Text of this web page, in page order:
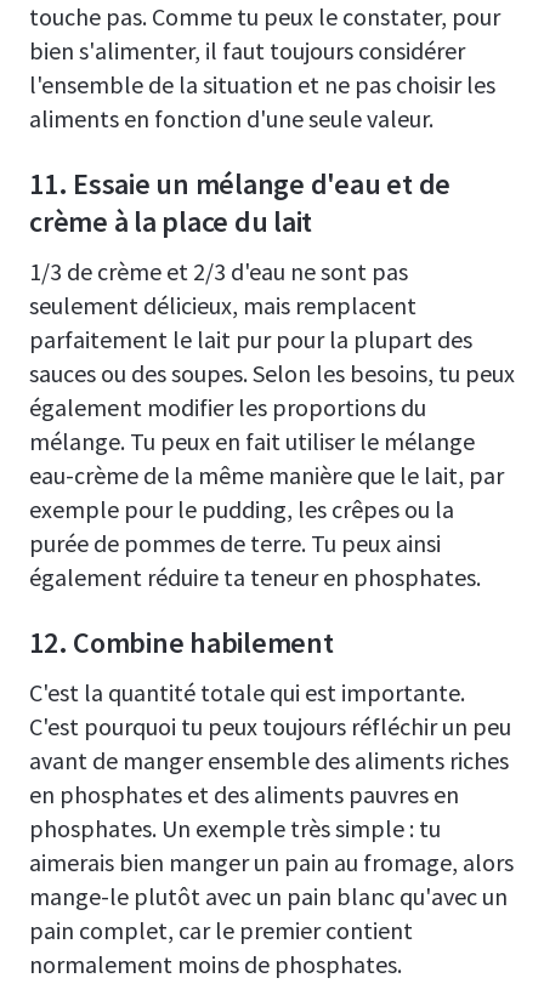
touche pas. Comme tu peux le constater, pour
bien s'alimenter, il faut toujours considérer
l'ensemble de la situation et ne pas choisir les
aliments en fonction d'une seule valeur.
11. Essaie un mélange d'eau et de
crème à la place du lait
1/3 de crème et 2/3 d'eau ne sont pas
seulement délicieux, mais remplacent
parfaitement le lait pur pour la plupart des
sauces ou des soupes. Selon les besoins, tu peux
également modifier les proportions du
mélange. Tu peux en fait utiliser le mélange
eau-crème de la même manière que le lait, par
exemple pour le pudding, les crêpes ou la
purée de pommes de terre. Tu peux ainsi
également réduire ta teneur en phosphates.
12. Combine habilement
C'est la quantité totale qui est importante.
C'est pourquoi tu peux toujours réfléchir un peu
avant de manger ensemble des aliments riches
en phosphates et des aliments pauvres en
phosphates. Un exemple très simple : tu
aimerais bien manger un pain au fromage, alors
mange-le plutôt avec un pain blanc qu'avec un
pain complet, car le premier contient
normalement moins de phosphates.